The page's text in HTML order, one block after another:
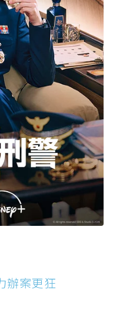
辦案更狂